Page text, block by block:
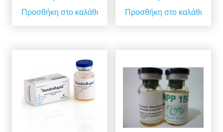
Προσθήκη στο καλάθι Προσθήκη στο καλάθι